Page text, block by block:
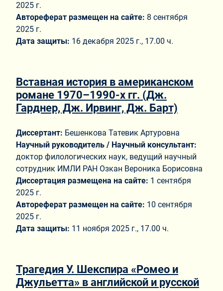
2025 г.
Автореферат размещен на сайте: 8 сентября
2025 г.
Дата защиты: 16 декабря 2025 г., 17.00 ч.
Вставная история в американском
романе 1970–1990-х гг. (Дж.
Гарднер, Дж. Ирвинг, Дж. Барт)
Диссертант: Бешенкова Татевик Артуровна
Научный руководитель / Научный консультант:
доктор филологических наук, ведущий научный
сотрудник ИМЛИ РАН Озкан Вероника Борисовна
Диссертация размещена на сайте: 1 сентября
2025 г.
Автореферат размещен на сайте: 10 сентября
2025 г.
Дата защиты: 11 ноября 2025 г., 17.00 ч.
Трагедия У. Шекспира «Ромео и
Джульетта» в английской и русской